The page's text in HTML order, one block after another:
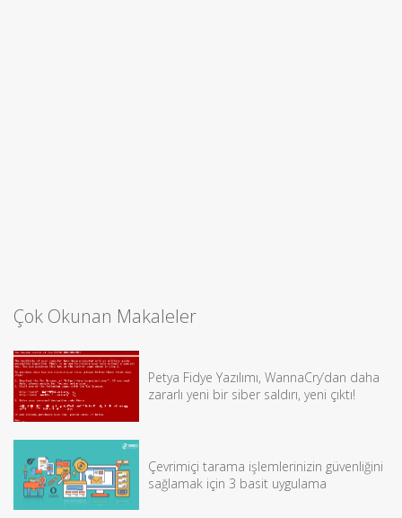
Çok Okunan Makaleler
Petya Fidye Yazılımı, WannaCry’dan daha
zararlı yeni bir siber saldırı, yeni çıktı!
Çevrimiçi tarama işlemlerinizin güvenliğini
sağlamak için 3 basit uygulama